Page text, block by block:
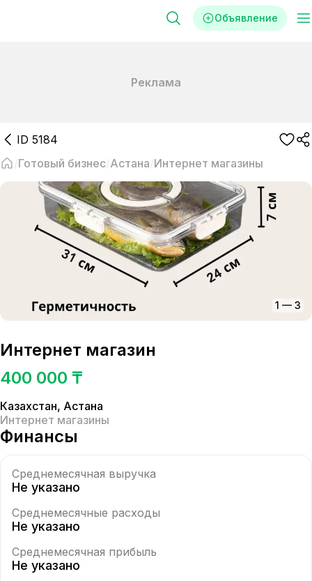
Объявление
Реклама
ID 5184
Готовый бизнес Астана Интернет магазины
1 — 3
Интернет магазин
400 000 ₸
Казахстан, Астана
Интернет магазины
Финансы
Среднемесячная выручка
Не указано
Среднемесячные расходы
Не указано
Среднемесячная прибыль
Не указано